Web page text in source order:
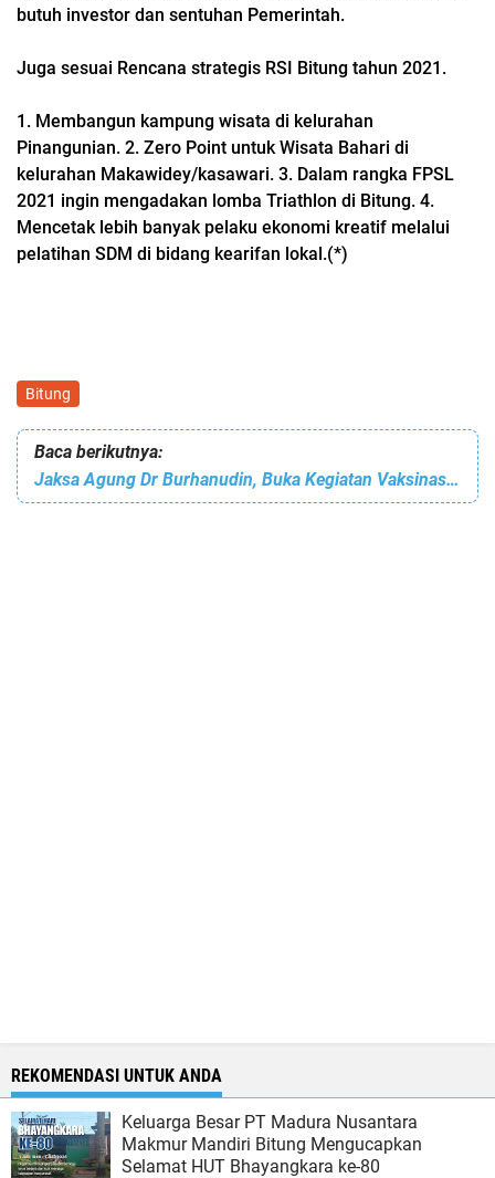
butuh investor dan sentuhan Pemerintah.
Juga sesuai Rencana strategis RSI Bitung tahun 2021.
1. Membangun kampung wisata di kelurahan
Pinangunian. 2. Zero Point untuk Wisata Bahari di
kelurahan Makawidey/kasawari. 3. Dalam rangka FPSL
2021 ingin mengadakan lomba Triathlon di Bitung. 4.
Mencetak lebih banyak pelaku ekonomi kreatif melalui
pelatihan SDM di bidang kearifan lokal.(*)
Bitung
Baca berikutnya:
Jaksa Agung Dr Burhanudin, Buka Kegiatan Vaksinasi Covid-19 Untuk Seluruh Personil Kejagung
REKOMENDASI UNTUK ANDA
Keluarga Besar PT Madura Nusantara
Makmur Mandiri Bitung Mengucapkan
Selamat HUT Bhayangkara ke-80